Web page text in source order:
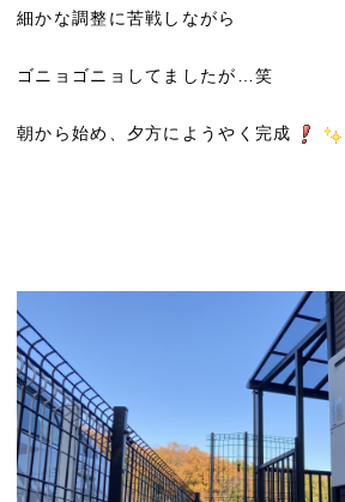
細かな調整に苦戦しながら
ゴニョゴニョしてましたが…笑
朝から始め、夕方にようやく完成